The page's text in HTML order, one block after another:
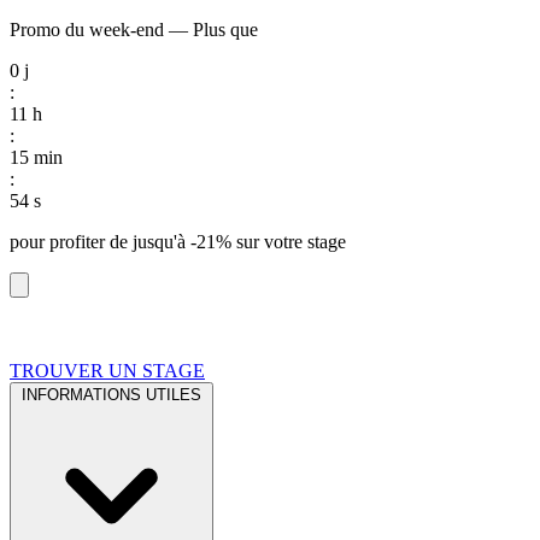
Promo du week-end — Plus que
0 j
:
11 h
:
15 min
:
53 s
pour profiter de jusqu'à -21% sur votre stage
TROUVER UN STAGE
INFORMATIONS UTILES